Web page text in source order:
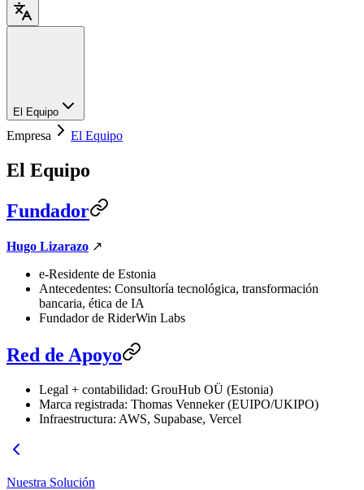
El Equipo
Empresa El Equipo
El Equipo
Fundador
Hugo Lizarazo ↗
e-Residente de Estonia
Antecedentes: Consultoría tecnológica, transformación
bancaria, ética de IA
Fundador de RiderWin Labs
Red de Apoyo
Legal + contabilidad: GrouHub OÜ (Estonia)
Marca registrada: Thomas Venneker (EUIPO/UKIPO)
Infraestructura: AWS, Supabase, Vercel
Nuestra Solución